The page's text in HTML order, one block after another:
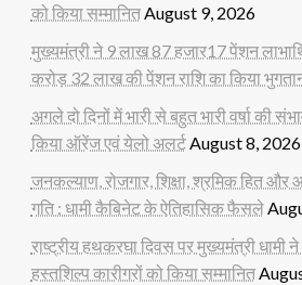
को किया सम्मानितAugust 9, 2026
मुख्यमंत्री ने 9 लाख 87 हजार17 पेंशन
करोड़ 32 लाख की पेंशन राशि का किया
अगले दो दिनों में भारी से बहुत भारी वर्षा की
किया ऑरेंज एवं येलो अलर्टAugust 8, 2026
जनकल्याण, रोजगार, शिक्षा, श्रमिक हित और
गति : धामी कैबिनेट के ऐतिहासिक फैसले
राष्ट्रीय हथकरघा दिवस पर मुख्यमंत्री धामी
हस्तशिल्प कारीगरों को किया सम्मानित